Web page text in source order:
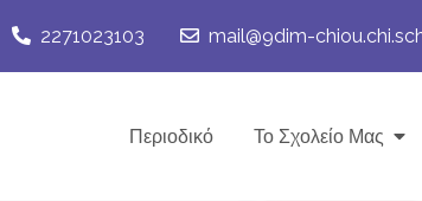
2271023103 mail@9dim-
Περιοδικό Το Σχολείο Μας